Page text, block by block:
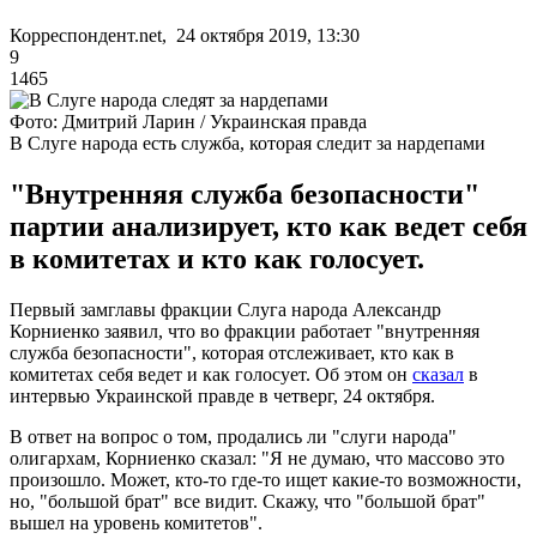
Корреспондент.net, 24 октября 2019, 13:30
9
1465
Фото: Дмитрий Ларин / Украинская правда
В Слуге народа есть служба, которая следит за нардепами
"Внутренняя служба безопасности"
партии анализирует, кто как ведет себя
в комитетах и кто как голосует.
Первый замглавы фракции Слуга народа Александр
Корниенко заявил, что во фракции работает "внутренняя
служба безопасности", которая отслеживает, кто как в
комитетах себя ведет и как голосует. Об этом он сказал в
интервью Украинской правде в четверг, 24 октября.
В ответ на вопрос о том, продались ли "слуги народа"
олигархам, Корниенко сказал: "Я не думаю, что массово это
произошло. Может, кто-то где-то ищет какие-то возможности,
но, "большой брат" все видит. Скажу, что "большой брат"
вышел на уровень комитетов".